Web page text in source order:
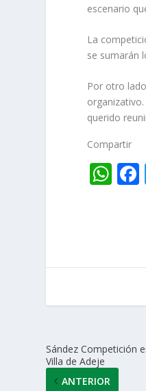
escenario
La
se sumarán
Por otro
querido
Compartir
W
A
p
Sández Competición
Villa de Adeje
ANTERIOR